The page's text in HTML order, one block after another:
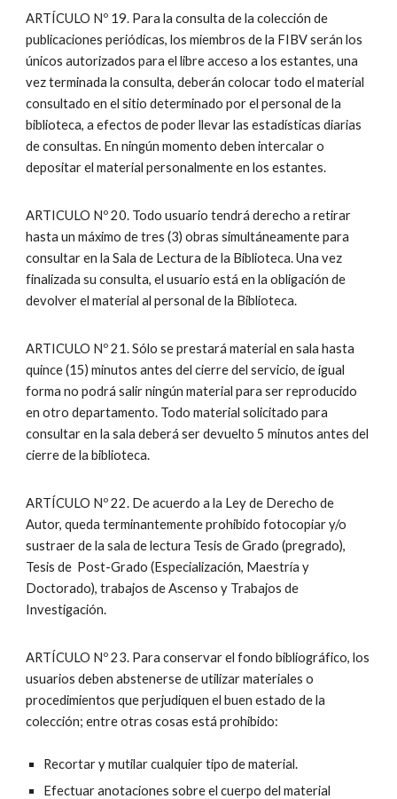
ARTÍCULO Nº 19. Para la consulta de la colección de
publicaciones periódicas, los miembros de la FIBV serán los
únicos autorizados para el libre acceso a los estantes, una
vez terminada la consulta, deberán colocar todo el material
consultado en el sitio determinado por el personal de la
biblioteca, a efectos de poder llevar las estadísticas diarias
de consultas. En ningún momento deben intercalar o
depositar el material personalmente en los estantes.
ARTICULO Nº 20. Todo usuario tendrá derecho a retirar
hasta un máximo de tres (3) obras simultáneamente para
consultar en la Sala de Lectura de la Biblioteca. Una vez
finalizada su consulta, el usuario está en la obligación de
devolver el material al personal de la Biblioteca.
ARTICULO Nº 21. Sólo se prestará material en sala hasta
quince (15) minutos antes del cierre del servicio, de igual
forma no podrá salir ningún material para ser reproducido
en otro departamento. Todo material solicitado para
consultar en la sala deberá ser devuelto 5 minutos antes del
cierre de la biblioteca.
ARTÍCULO Nº 22. De acuerdo a la Ley de Derecho de
Autor, queda terminantemente prohibido fotocopiar y/o
sustraer de la sala de lectura Tesis de Grado (pregrado),
Tesis de Post-Grado (Especialización, Maestría y
Doctorado), trabajos de Ascenso y Trabajos de
Investigación.
ARTÍCULO Nº 23. Para conservar el fondo bibliográfico, los
usuarios deben abstenerse de utilizar materiales o
procedimientos que perjudiquen el buen estado de la
colección; entre otras cosas está prohibido:
Recortar y mutilar cualquier tipo de material.
Efectuar anotaciones sobre el cuerpo del material